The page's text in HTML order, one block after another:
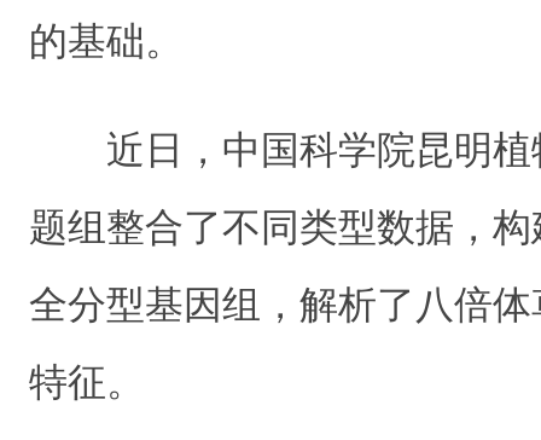
的基础。
近日，中国科学院昆明
题组整合了不同类型数据，
全分型基因组，解析了八倍
特征。